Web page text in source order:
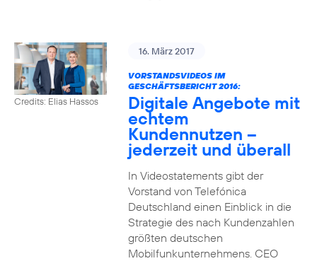
Credits: Elias Hassos
16. März 2017
VORSTANDSVIDEOS IM
GESCHÄFTSBERICHT 2016:
Digitale Angebote mit
echtem
Kundennutzen –
jederzeit und überall
In Videostatements gibt der
Vorstand von Telefónica
Deutschland einen Einblick in die
Strategie des nach Kundenzahlen
größten deutschen
Mobilfunkunternehmens. CEO